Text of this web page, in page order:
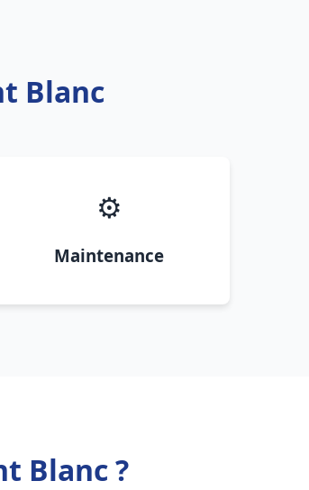
Blanc
⚙️
Maintenance
Blanc ?